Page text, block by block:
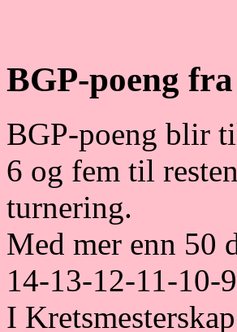
BGP-poeng
BGP-poeng blir
6 og fem til
turnering.
Med mer enn 50
14-13-12-11-10-
I